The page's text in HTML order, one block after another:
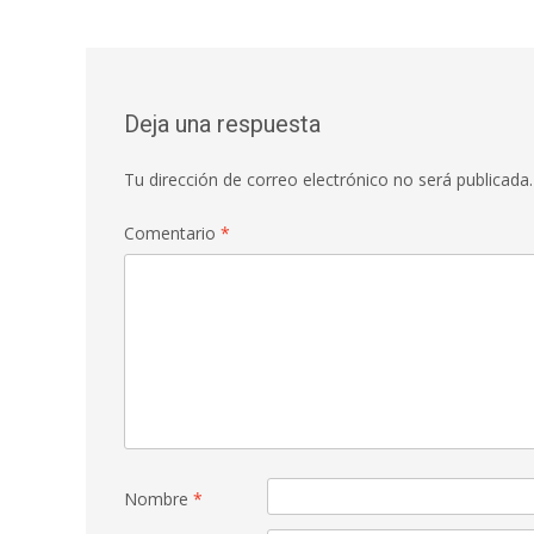
entradas
Deja una respuesta
Tu dirección de correo electrónico no será publicada.
Comentario *
Nombre *